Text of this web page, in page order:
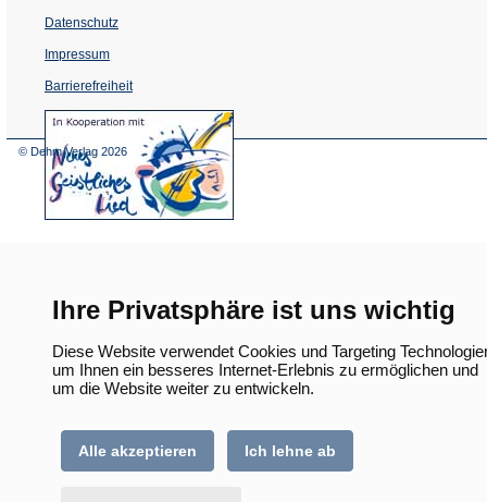
Ihre Privatsphäre ist uns wichtig
Diese Website verwendet Cookies und Targeting
um Ihnen ein besseres Internet-Erlebnis zu ermöglichen und
um die Website weiter zu entwickeln.
Alle akzeptieren Ich lehne ab
Datenschutz
Impressum
Barrierefreiheit
(Öffnet
in
© Dehm Verlag 2026